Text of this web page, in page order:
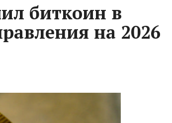
биткоин в
на 2026